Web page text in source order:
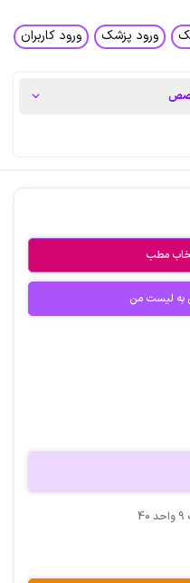
ورود پزشک ورود کاربران
مطب
به لیست من